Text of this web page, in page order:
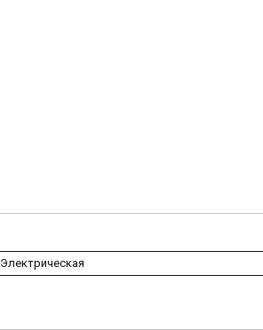
Электрическая